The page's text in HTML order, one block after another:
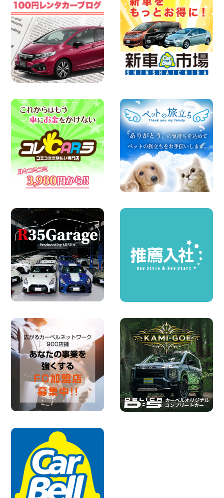
2026年08月06日
ハイエースワゴンGL!!クルーズコントロ
ールが付いている〜!! 福島県 福島笹木野
店
100円レンタカー 福島笹木野
2026年08月05日
※※超格安日額5,800円※※荷物運びに最適
の軽バンのレンタカー!! 出雲ドーム前店
島根県 出雲ドーム前店
2026年08月05日
人気のスペイドワゴン ライトブルーで登
場です! 東京都 羽田空港店
100円レンタカー 羽田空港
2026年08月04日
お引越しに便利で最適!(禁煙車両) 香川県
坂出川津店
100円レンタカー 坂出川津
2026年08月04日
ちょっとそこまで。もっと気軽に 埼玉県
100円レンタカー 西武秩父駅前
圧倒的な存在感!【トヨタ・メガクルーザ
ー】を体感できるチャンスです! 千葉県
千葉北店
100円レンタカー 千葉北
2026年08月03日
★五所川原の夏を100円レンタカーで満
喫しよう!★ 青森県 五所川原店